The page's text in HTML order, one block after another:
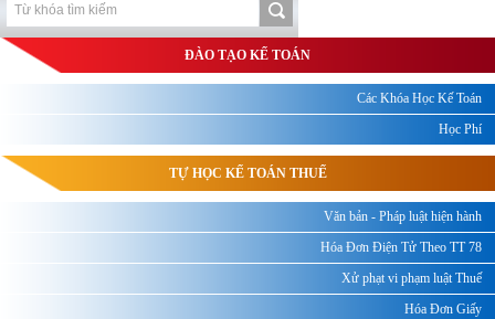
ĐÀO TẠO KẾ TOÁN
Các Khóa Học Kế Toán
Học Phí
TỰ HỌC KẾ TOÁN THUẾ
Văn bản - Pháp luật hiện hành
Hóa Đơn Điện Tử Theo TT 78
Xử phạt vi phạm luật Thuế
Hóa Đơn Giấy